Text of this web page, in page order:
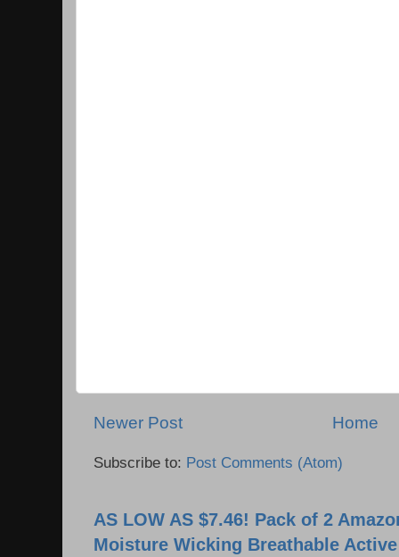
Newer Post Home
Subscribe to: Post Comments (Atom)
AS LOW AS $7.46! Pack of 2
Moisture Wicking Breathable